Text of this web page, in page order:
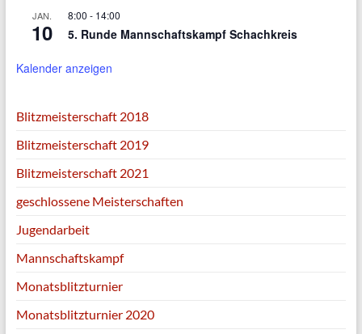
JAN.
10
8:00 - 14:00
5. Runde Mannschaftskampf Schachkreis
Kalender anzeigen
Blitzmeisterschaft 2018
Blitzmeisterschaft 2019
Blitzmeisterschaft 2021
geschlossene Meisterschaften
Jugendarbeit
Mannschaftskampf
Monatsblitzturnier
Monatsblitzturnier 2020